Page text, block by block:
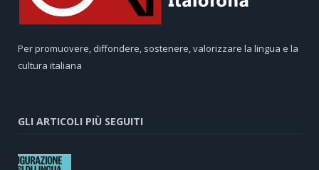
Per promuovere, diffondere, sostenere, valorizzare la lingua e la
cultura italiana
GLI ARTICOLI PIÙ SEGUITI